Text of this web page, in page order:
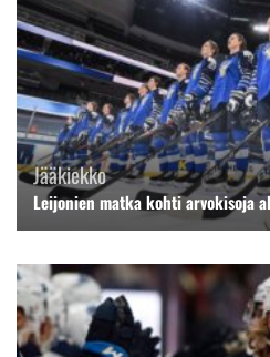
Jääkiekko
Leijonien matka kohti arvokisoja